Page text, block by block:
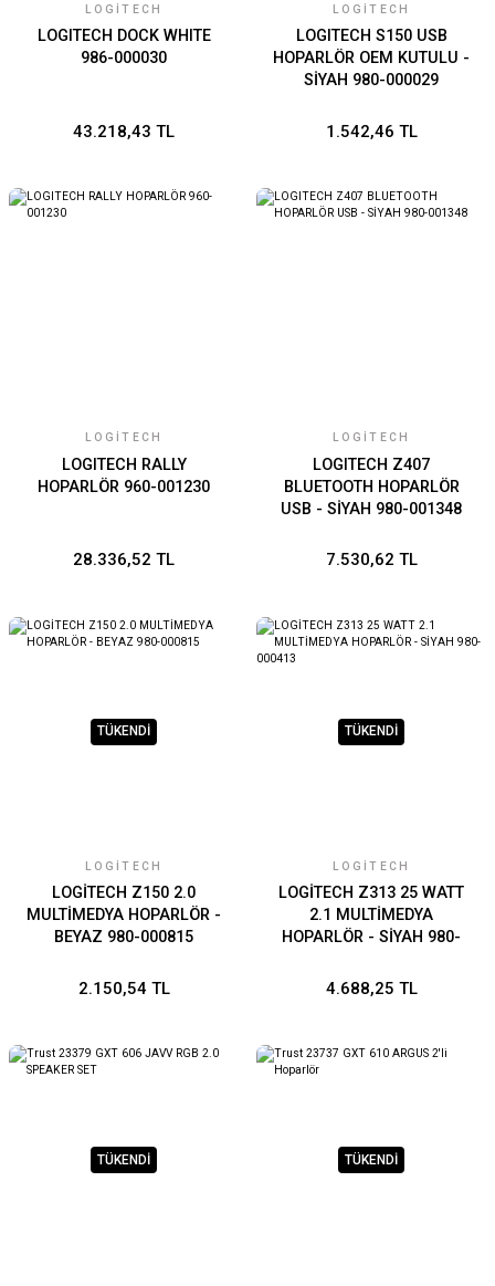
LOGITECH
LOGITECH DOCK WHITE
986-000030
43.218,43 TL
LOGITECH
LOGITECH S150 USB
HOPARLÖR OEM KUTULU -
SİYAH 980-000029
1.542,46 TL
LOGITECH
LOGITECH RALLY
HOPARLÖR 960-001230
28.336,52 TL
LOGITECH
LOGITECH Z407
BLUETOOTH HOPARLÖR
USB - SİYAH 980-001348
7.530,62 TL
TÜKENDİ
LOGITECH
LOGİTECH Z150 2.0
MULTİMEDYA HOPARLÖR -
BEYAZ 980-000815
2.150,54 TL
TÜKENDİ
LOGITECH
LOGİTECH Z313 25 WATT
2.1 MULTİMEDYA
HOPARLÖR - SİYAH 980-
4.688,25 TL
TÜKENDİ TÜKENDİ